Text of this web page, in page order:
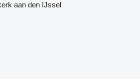
aan den IJssel